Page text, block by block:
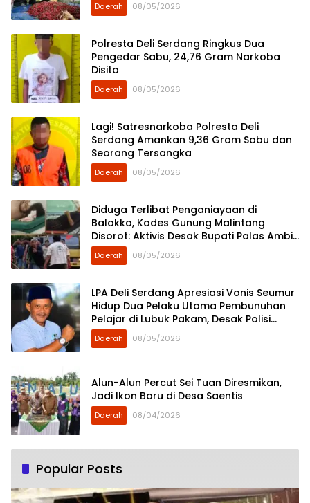
Daerah 08/05/2026
Polresta Deli Serdang Ringkus Dua
Pengedar Sabu, 24,76 Gram Narkoba
Disita
Daerah 08/05/2026
Lagi! Satresnarkoba Polresta Deli
Serdang Amankan 9,36 Gram Sabu dan
Seorang Tersangka
Daerah 08/05/2026
Diduga Terlibat Penganiayaan di
Balakka, Kades Gunung Malintang
Disorot: Aktivis Desak Bupati Palas Ambil
Sikap
Daerah 08/05/2026
LPA Deli Serdang Apresiasi Vonis Seumur
Hidup Dua Pelaku Utama Pembunuhan
Pelajar di Lubuk Pakam, Desak Polisi
Segera Tangkap DPO
Daerah 08/05/2026
Alun-Alun Percut Sei Tuan Diresmikan,
Jadi Ikon Baru di Desa Saentis
Daerah 08/04/2026
Popular Posts